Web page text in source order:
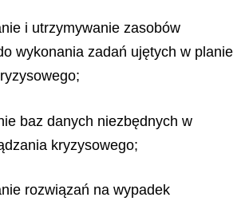
i utrzymywanie zasobów
wykonania zadań ujętych w planie
baz danych niezbędnych w
kryzysowego;
rozwiązań na wypadek